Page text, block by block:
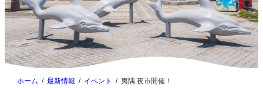
ホーム 最新情報 イベント 夷隅 夜市開催！